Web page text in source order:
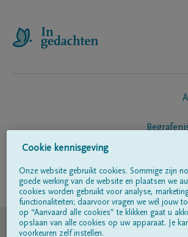
Volg ons op
© DELA
Cookie kennisgeving
Onze website gebruikt cookies. Sommige zijn
goede werking van de website en plaatsen we
cookies worden gebruikt voor analyse,
functionaliteiten; daarvoor vragen we wél jouw
op “Aanvaard alle cookies” te klikken gaat u
opslaan van alle cookies op uw apparaat. Je
voorkeuren zelf instellen.